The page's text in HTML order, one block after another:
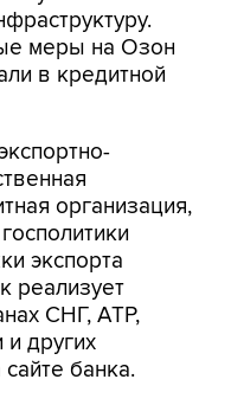
меры на Озон
в кредитной
организация,
экспорта
реализует
СНГ, АТР,
других
сайте банка.